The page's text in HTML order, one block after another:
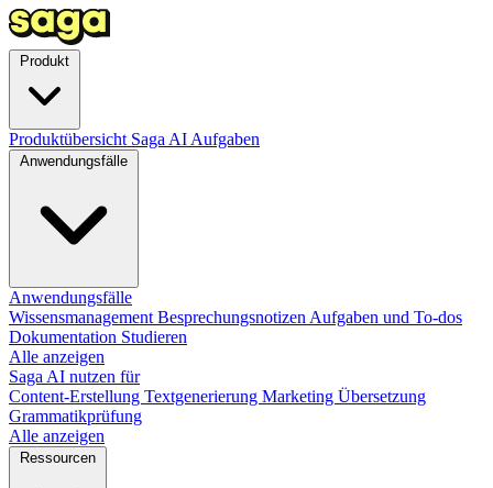
Produktübersicht Saga AI Aufgaben
Anwendungsfälle
Wissensmanagement Besprechungsnotizen Aufgaben und To-dos
Dokumentation Studieren
Alle anzeigen
Saga AI nutzen für
Content-Erstellung Textgenerierung Marketing Übersetzung
Grammatikprüfung
Alle anzeigen